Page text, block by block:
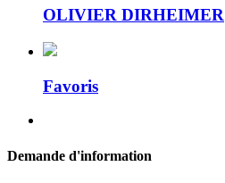
OLIVIER DIRHEIMER
Favoris
Demande d'information